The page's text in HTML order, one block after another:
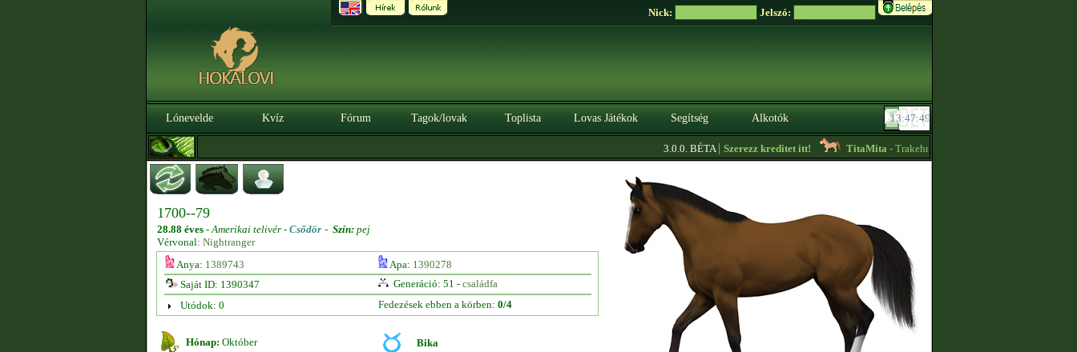
Nick: Jelszó:
Lónevelde Kvíz Fórum Tagok/lovak Toplista Lovas Játékok Segítség Alkotók
3.0.0. BÉTA|Szerezz kreditet itt! TitaMita- Trakehneni-ket adok el! Nem kreditért!
1700--79
28.88 éves -Amerikai telivér - Csődör - Szín: pej
Vérvonal: Nightranger
Anya: 1389743 Apa: 1390278
Saját ID: 1390347
Generáció: 51 - családfa
Utódok: 0
Fedezések ebben a körben: 0/4
Hónap: Október Bika